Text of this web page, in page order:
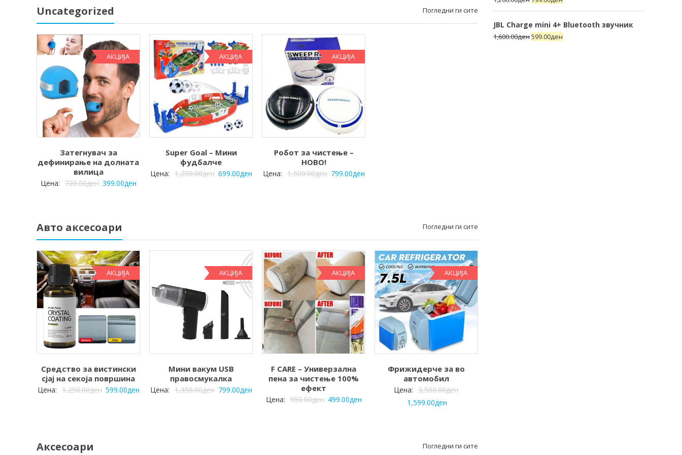
Uncategorized Погледни ги сите
АКЦИЈА
Затегнувач за
дефинирање на долната
вилица
Цена: 720.00ден 399.00ден
АКЦИЈА
Super Goal – Мини
фудбалче
Цена: 1,250.00ден 699.00ден
АКЦИЈА
Робот за чистење –
НОВО!
Цена: 1,500.00ден 799.00ден
Авто аксесоари Погледни ги сите
АКЦИЈА
Средство за вистински
сјај на секоја површина
Цена: 1,250.00ден 599.00ден
АКЦИЈА
Мини вакум USB
правосмукалка
Цена: 1,350.00ден 799.00ден
АКЦИЈА
F CARE – Универзална
пена за чистење 100%
ефект
Цена: 950.00ден 499.00ден
АКЦИЈА
Фрижидерче за во
автомобил
Цена: 3,500.00ден
1,599.00ден
Аксесоари Погледни ги сите
JBL Charge mini 4+ Bluetooth звучник
1,600.00ден599.00ден